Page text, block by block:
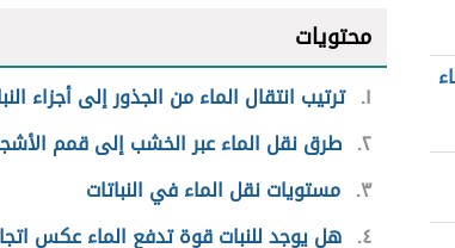
محتويات
١
ترتيب انتقال الماء من الجذور إلى أجزاء